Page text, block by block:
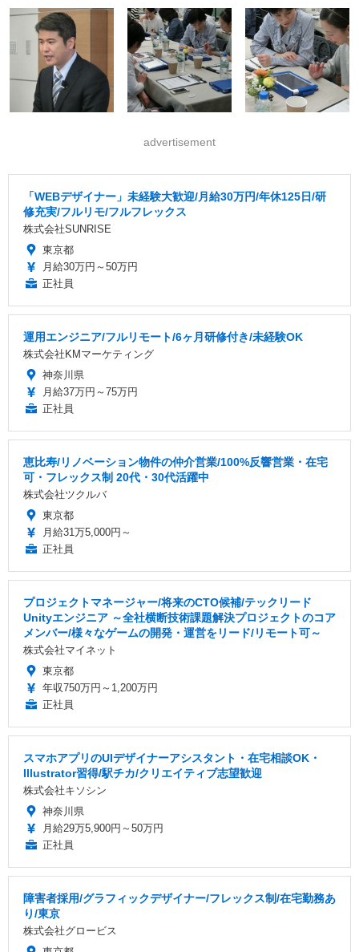
advertisement
「WEBデザイナー」未経験大歓迎/月給30万円/年休125日/研
修充実/フルリモ/フルフレックス
株式会社SUNRISE
東京都
月給30万円～50万円
正社員
運用エンジニア/フルリモート/6ヶ月研修付き/未経験OK
株式会社KMマーケティング
神奈川県
月給37万円～75万円
正社員
恵比寿/リノベーション物件の仲介営業/100%反響営業・在宅
可・フレックス制 20代・30代活躍中
株式会社ツクルバ
東京都
月給31万5,000円～
正社員
プロジェクトマネージャー/将来のCTO候補/テックリード
Unityエンジニア ～全社横断技術課題解決プロジェクトのコア
メンバー/様々なゲームの開発・運営をリード/リモート可～
株式会社マイネット
東京都
年収750万円～1,200万円
正社員
スマホアプリのUIデザイナーアシスタント・在宅相談OK・
Illustrator習得/駅チカ/クリエイティブ志望歓迎
株式会社キソシン
神奈川県
月給29万5,900円～50万円
正社員
障害者採用/グラフィックデザイナー/フレックス制/在宅勤務あ
り/東京
株式会社グロービス